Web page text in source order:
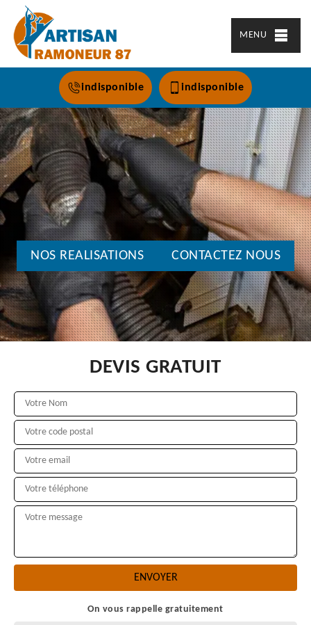
MENU
indisponible indisponible
NOS REALISATIONS CONTACTEZ NOUS
DEVIS GRATUIT
On vous rappelle gratuitement